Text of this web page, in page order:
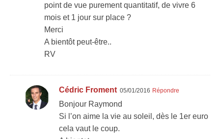
point de vue purement quantitatif, de vivre 6
mois et 1 jour sur place ?
Merci
A bientôt peut-être..
RV
Cédric Froment 05/01/2016 Répondre
Bonjour Raymond
Si l’on aime la vie au soleil, dès le 1er euro
cela vaut le coup.